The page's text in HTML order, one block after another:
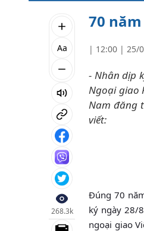
Aa
268.3k
70
| 12:00 | 25/
- Nhân dịp
Ngoại giao
Nam đăng
viết:
Đúng 70
ký ngày 28/
ngoại giao